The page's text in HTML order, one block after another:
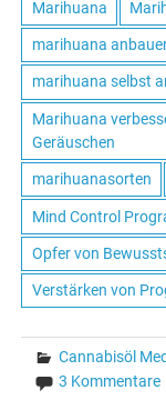
Marihuana
marihuana
marihuana selbst
Marihuana
Geräuschen
marihuanasorten
Mind Control
Opfer von
Verstärken von
Cannabisöl
3 Kommentare